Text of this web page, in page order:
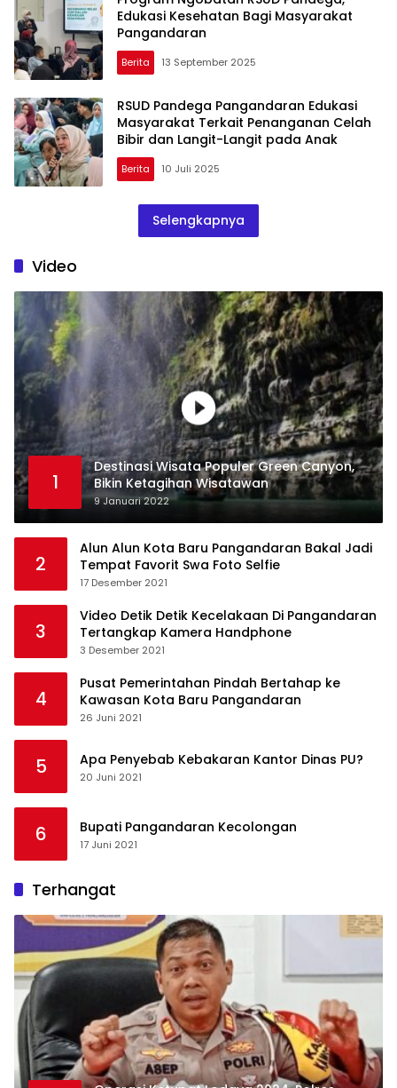
Edukasi Kesehatan Bagi Masyarakat
Pangandaran
Berita 13 September 2025
RSUD Pandega Pangandaran Edukasi
Masyarakat Terkait Penanganan Celah
Bibir dan Langit-Langit pada Anak
Berita 10 Juli 2025
Selengkapnya
Video
1
Destinasi Wisata Populer Green Canyon,
Bikin Ketagihan Wisatawan
9 Januari 2022
2
Alun Alun Kota Baru Pangandaran Bakal Jadi
Tempat Favorit Swa Foto Selfie
17 Desember 2021
3
Video Detik Detik Kecelakaan Di Pangandaran
Tertangkap Kamera Handphone
3 Desember 2021
4
Pusat Pemerintahan Pindah Bertahap ke
Kawasan Kota Baru Pangandaran
26 Juni 2021
5 Apa Penyebab Kebakaran Kantor Dinas PU?
20 Juni 2021
6 Bupati Pangandaran Kecolongan
17 Juni 2021
Terhangat